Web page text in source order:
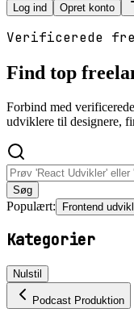
Log ind Opret konto
Verificerede
Find top
Forbind med
udviklere til designere,
Søg
Populært: Frontend
Kategorier
Nulstil
Podcast Produktion